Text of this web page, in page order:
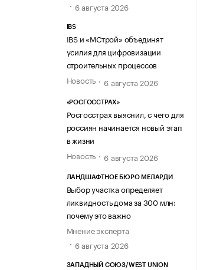
6 августа 2026
IBS
IBS и «МСтрой» объединят
усилия для цифровизации
строительных процессов
Новость
6 августа 2026
«РОСГОССТРАХ»
Росгосстрах выяснил, с чего для
россиян начинается новый этап
в жизни
Новость
6 августа 2026
ЛАНДШАФТНОЕ БЮРО МЕЛАРДИ
Выбор участка определяет
ликвидность дома за 300 млн:
почему это важно
Мнение эксперта
6 августа 2026
ЗАПАДНЫЙ СОЮЗ/WEST UNION